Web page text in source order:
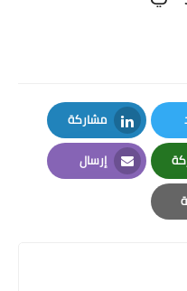
مشاركة
LinkedIn
إرسال
Email